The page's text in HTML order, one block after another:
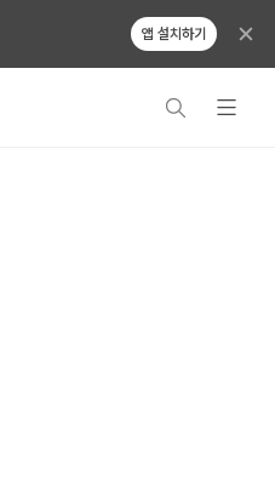
앱 설치하기